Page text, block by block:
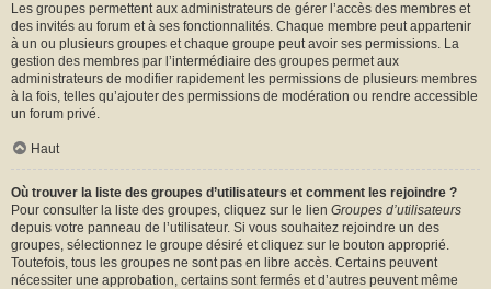
Les groupes permettent aux administrateurs de gérer l’accès des membres et
des invités au forum et à ses fonctionnalités. Chaque membre peut appartenir
à un ou plusieurs groupes et chaque groupe peut avoir ses permissions. La
gestion des membres par l’intermédiaire des groupes permet aux
administrateurs de modifier rapidement les permissions de plusieurs membres
à la fois, telles qu’ajouter des permissions de modération ou rendre accessible
un forum privé.
Haut
Où trouver la liste des groupes d’utilisateurs et comment les rejoindre ?
Pour consulter la liste des groupes, cliquez sur le lien Groupes d’utilisateurs
depuis votre panneau de l’utilisateur. Si vous souhaitez rejoindre un des
groupes, sélectionnez le groupe désiré et cliquez sur le bouton approprié.
Toutefois, tous les groupes ne sont pas en libre accès. Certains peuvent
nécessiter une approbation, certains sont fermés et d’autres peuvent même